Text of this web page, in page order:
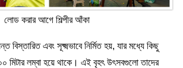
লোড করার আগে শিল্পীর আঁকা
বিস্তারিত এবং সূক্ষ্মভাবে নির্মিত হয়, যার মধ্যে কিছু
মিটার লম্বা হয়ে থাকে। এই বৃহৎ উৎসবগুলো তাদের